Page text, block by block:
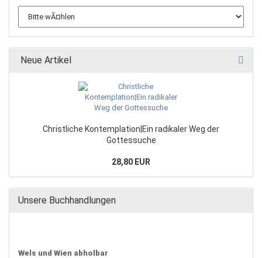
Neue Artikel
Christliche Kontemplation|Ein radikaler Weg der
Gottessuche
28,80 EUR
Unsere Buchhandlungen
Wels und Wien abholbar